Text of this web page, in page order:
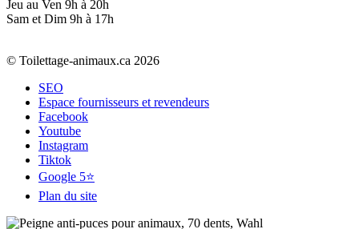
Jeu au Ven 9h à 20h
Sam et Dim 9h à 17h
© Toilettage-animaux.ca 2026
SEO
Espace fournisseurs et revendeurs
Facebook
Youtube
Instagram
Tiktok
Google 5⭐
Plan du site